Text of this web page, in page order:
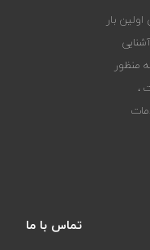
بار
منظور
،
تماس با ما